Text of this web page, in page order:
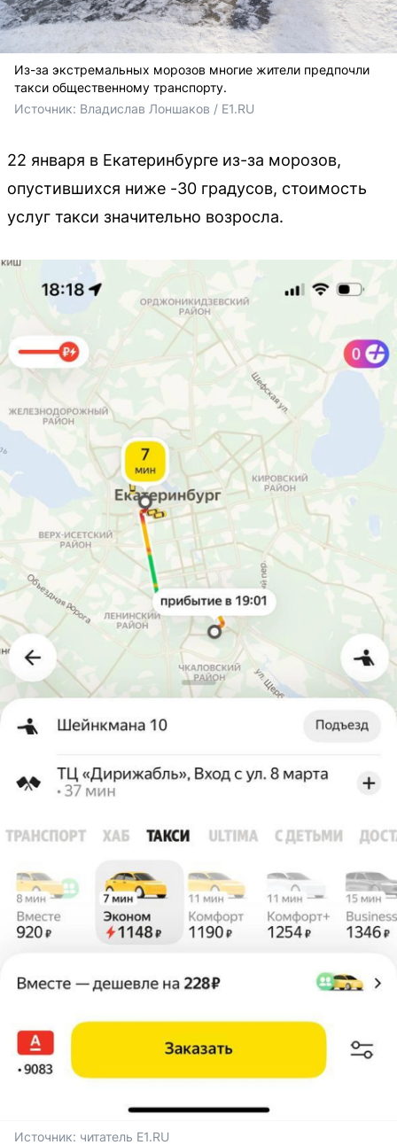
Из-за экстремальных морозов многие жители предпочли
такси общественному транспорту.
Источник: Владислав Лоншаков / E1.RU
22 января в Екатеринбурге из-за морозов,
опустившихся ниже -30 градусов, стоимость
услуг такси значительно возросла.
Источник: читатель E1.RU